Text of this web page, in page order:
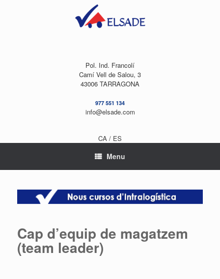
Pol. Ind. Francolí
Camí Vell de Salou, 3
43006 TARRAGONA
977 551 134
info@elsade.com
CA / ES
Menu
Cap d’equip de magatzem
(team leader)